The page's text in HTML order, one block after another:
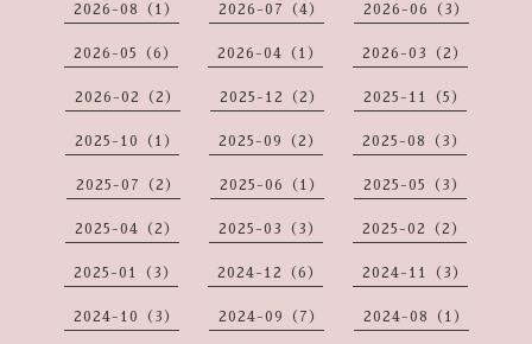
2026-08（1） 2026-07（4） 2026-06（3）
2026-05（6） 2026-04（1） 2026-03（2）
2026-02（2） 2025-12（2） 2025-11（5）
2025-10（1） 2025-09（2） 2025-08（3）
2025-07（2） 2025-06（1） 2025-05（3）
2025-04（2） 2025-03（3） 2025-02（2）
2025-01（3） 2024-12（6） 2024-11（3）
2024-10（3） 2024-09（7） 2024-08（1）